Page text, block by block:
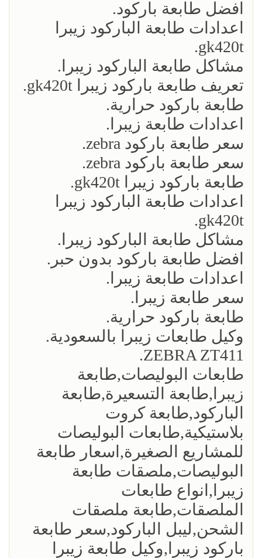
افضل طابعة باركود.
اعدادات طابعة الباركود زيبرا
gk420t.
مشاكل طابعة الباركود زيبرا.
تعريف طابعة باركود زيبرا gk420t.
طابعة باركود حرارية.
اعدادات طابعة زيبرا.
سعر طابعة باركود zebra.
سعر طابعة باركود zebra.
طابعة باركود زيبرا gk420t.
اعدادات طابعة الباركود زيبرا
gk420t.
مشاكل طابعة الباركود زيبرا.
افضل طابعة باركود بدون حبر.
اعدادات طابعة زيبرا.
سعر طابعة زيبرا.
طابعة باركود حرارية.
وكيل طابعات زيبرا بالسعودية.
ZEBRA ZT411.
طابعات البوليصات,طابعة
زيبرا,طابعة التسعيرة,طابعة
الباركود,طابعة كروت
بلاستيكية,طابعات البوليصات
للمشاريع الصغيرة,اسعار طابعة
البوليصات,ملصقات طابعة
زيبرا,انواع طابعات
الملصقات,طابعة ملصقات
الشحن,ليبل الباركود,سعر طابعة
باركود زيبرا,وكيل طابعة زيبرا